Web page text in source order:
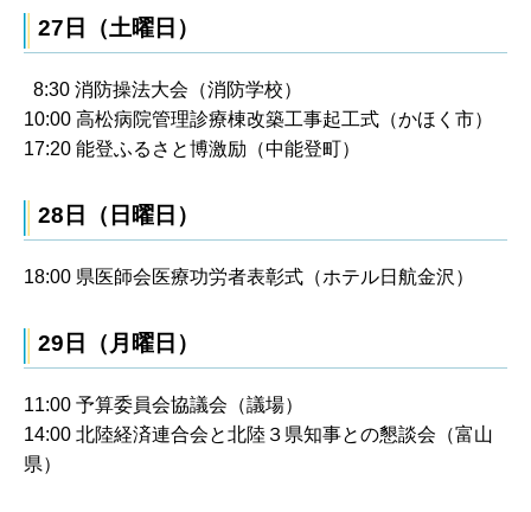
27日（土曜日）
8:30 消防操法大会（消防学校）
10:00 高松病院管理診療棟改築工事起工式（かほく市）
17:20 能登ふるさと博激励（中能登町）
28日（日曜日）
18:00 県医師会医療功労者表彰式（ホテル日航金沢）
29日（月曜日）
11:00 予算委員会協議会（議場）
14:00 北陸経済連合会と北陸３県知事との懇談会（富山
県）